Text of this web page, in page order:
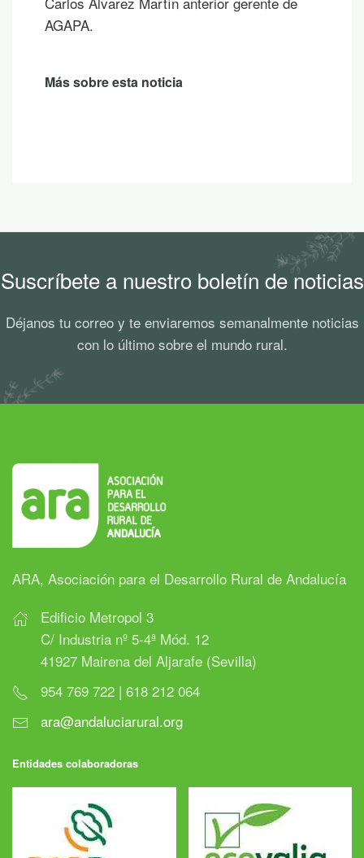
Suscríbete a nuestro boletín de noticias
Déjanos tu correo y te enviaremos semanalmente noticias
con lo último sobre el mundo rural.
ARA, Asociación para el Desarrollo Rural de Andalucía
Edificio Metropol 3
C/ Industria nº 5-4ª Mód. 12
41927 Mairena del Aljarafe (Sevilla)
954 769 722 | 618 212 064
ara@andaluciarural.org
Entidades colaboradoras